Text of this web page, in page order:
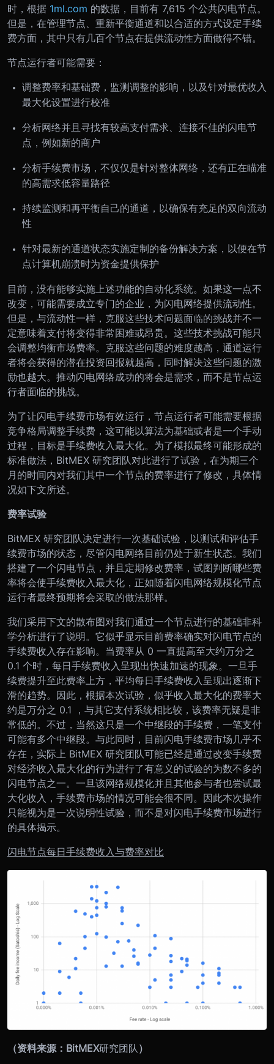
时，根据 1ml.com 的数据，目前有 7,615 个公共闪电节点。
但是，在管理节点、重新平衡通道和以合适的方式设定手续
费方面，其中只有几百个节点在提供流动性方面做得不错。
节点运行者可能需要：
调整费率和基础费，监测调整的影响，以及针对最优收入
最大化设置进行校准
分析网络并且寻找有较高支付需求、连接不佳的闪电节
点，例如新的商户
分析手续费市场，不仅仅是针对整体网络，还有正在瞄准
的高需求低容量路径
持续监测和再平衡自己的通道，以确保有充足的双向流动
性
针对最新的通道状态实施定制的备份解决方案，以便在节
点计算机崩溃时为资金提供保护
目前，没有能够实施上述功能的自动化系统。如果这一点不
改变，可能需要成立专门的企业，为闪电网络提供流动性。
但是，与流动性一样，克服这些技术问题面临的挑战并不一
定意味着支付将变得非常困难或昂贵。这些技术挑战可能只
会调整均衡市场费率。克服这些问题的难度越高，通道运行
者将会获得的潜在投资回报就越高，同时解决这些问题的激
励也越大。推动闪电网络成功的将会是需求，而不是节点运
行者面临的挑战。
为了让闪电手续费市场有效运行，节点运行者可能需要根据
竞争格局调整手续费，这可能以算法为基础或者是一个手动
过程，目标是手续费收入最大化。为了模拟最终可能形成的
标准做法，BitMEX 研究团队对此进行了试验，在为期三个
月的时间内对我们其中一个节点的费率进行了修改，具体情
况如下文所述。
费率试验
BitMEX 研究团队决定进行一次基础试验，以测试和评估手
续费市场的状态，尽管闪电网络目前仍处于新生状态。我们
搭建了一个闪电节点，并且定期修改费率，试图判断哪些费
率将会使手续费收入最大化，正如随着闪电网络规模化节点
运行者最终预期将会采取的做法那样。
我们采用下文的散布图对我们通过一个节点进行的基础非科
学分析进行了说明。它似乎显示目前费率确实对闪电节点的
手续费收入存在影响。当费率从 0 一直提高至大约万分之
0.1 个时，每日手续费收入呈现出快速加速的现象。一旦手
续费提升至此费率上方，平均每日手续费收入呈现出逐渐下
滑的趋势。因此，根据本次试验，似乎收入最大化的费率大
约是万分之 0.1 ，与其它支付系统相比较，该费率无疑是非
常低的。不过，当然这只是一个中继段的手续费，一笔支付
可能有多个中继段。与此同时，目前闪电手续费市场几乎不
存在，实际上 BitMEX 研究团队可能已经是通过改变手续费
对经济收入最大化的行为进行了有意义的试验的为数不多的
闪电节点之一。一旦该网络规模化并且其他参与者也尝试最
大化收入，手续费市场的情况可能会很不同。因此本次操作
只能视为是一次说明性试验，而不是对闪电手续费市场进行
的具体揭示。
闪电节点每日手续费收入与费率对比
（资料来源：BitMEX研究团队 ）